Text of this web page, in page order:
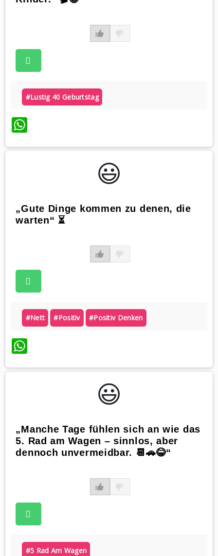
#lustig 40 Geburtstag
WhatsApp
😃️
„Gute Dinge kommen zu denen, die
warten“ ⏳
#nett #positiv #positiv Denken
WhatsApp
😃️
„Manche Tage fühlen sich an wie das
5. Rad am Wagen – sinnlos, aber
dennoch unvermeidbar. 📆🚗😂“
#5 Rad Am Wagen